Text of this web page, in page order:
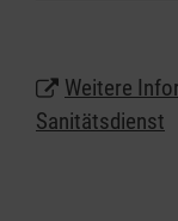
Menschen
Absicherung
die
Weitere
Sanitätsdienst